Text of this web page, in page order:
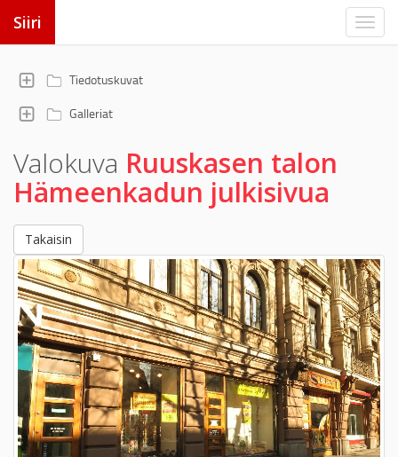
Siiri
Tiedotuskuvat
Galleriat
Valokuva Ruuskasen talon
Hämeenkadun julkisivua
Takaisin